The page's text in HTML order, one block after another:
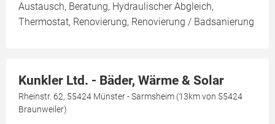
Austausch, Beratung, Hydraulischer Abgleich,
Thermostat, Renovierung, Renovierung / Badsanierung
Kunkler Ltd. - Bäder, Wärme & Solar
Rheinstr. 62, 55424 Münster - Sarmsheim (13km von 55424
Braunweiler)